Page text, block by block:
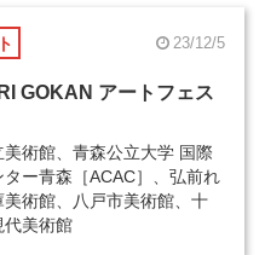
23/12/5
GOKAN アートフェス
美術館、青森公立大学 国際
ター青森［ACAC］、弘前れ
美術館、八戸市美術館、十
代美術館